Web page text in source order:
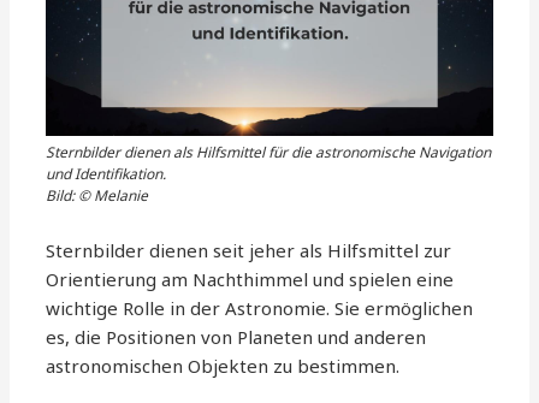
Sternbilder dienen als Hilfsmittel für die astronomische Navigation
und Identifikation.
Bild: © Melanie
Sternbilder dienen seit jeher als Hilfsmittel zur
Orientierung am Nachthimmel und spielen eine
wichtige Rolle in der Astronomie. Sie ermöglichen
es, die Positionen von Planeten und anderen
astronomischen Objekten zu bestimmen.